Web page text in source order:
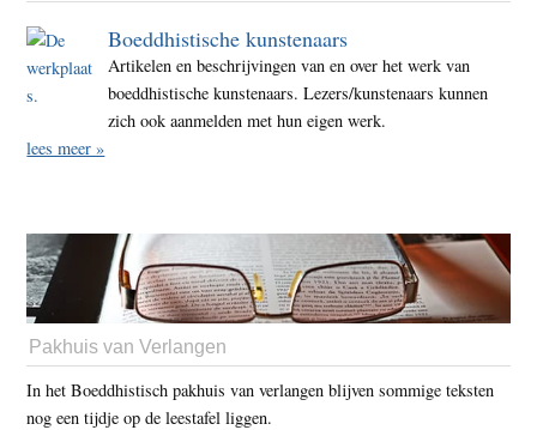
Boeddhistische kunstenaars
Artikelen en beschrijvingen van en over het werk van
boeddhistische kunstenaars. Lezers/kunstenaars kunnen
zich ook aanmelden met hun eigen werk.
lees meer »
Pakhuis van Verlangen
In het Boeddhistisch pakhuis van verlangen blijven sommige teksten
nog een tijdje op de leestafel liggen.